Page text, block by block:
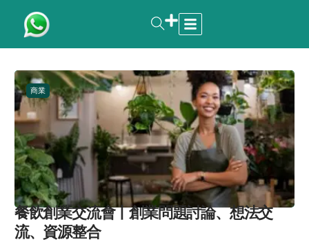
商業
餐飲創業交流會丨創業問題討論、想法交
流、資源整合